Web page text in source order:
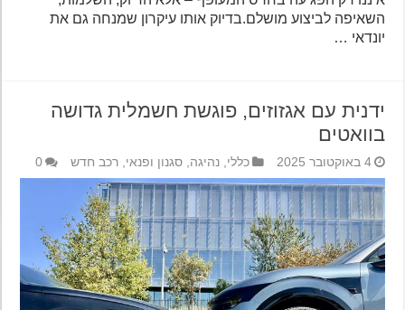
השאיפה לביצוע מושלם.בדיוק אותו עיקרון שמנחה גם את
יונדאי …
ידנית עם אגזוזים, פוגשת חשמלית גדושה
בוואטים
4 באוקטובר 2025 כללי,נהיגה,סגנון ופנאי,רכב חדש 0